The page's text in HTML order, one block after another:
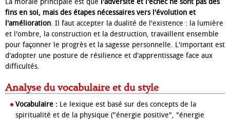
La morale principale est que l'adversité et l'échec ne sont pas des
fins en soi, mais des étapes nécessaires vers l'évolution et
l'amélioration. Il faut accepter la dualité de l'existence : la lumière
et l'ombre, la construction et la destruction, travaillent ensemble
pour façonner le progrès et la sagesse personnelle. L'important est
d'adopter une posture de résilience et d'apprentissage face aux
difficultés.
Analyse du vocabulaire et du style
Vocabulaire : Le lexique est basé sur des concepts de la
spiritualité et de la physique ("énergie positive", "énergie